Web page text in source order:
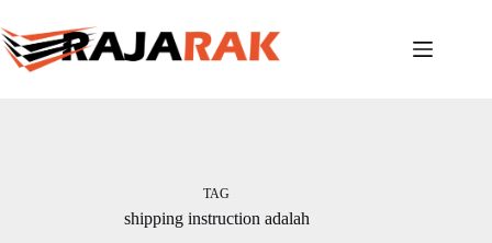
to
content
TAG
shipping instruction adalah